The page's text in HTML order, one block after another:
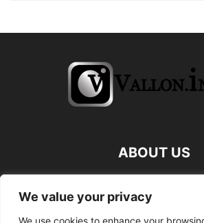
We value your privacy
We use cookies to enhance your
ABOUT US
FOLLOW US